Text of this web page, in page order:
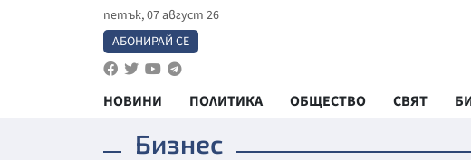
петък, 07 август 26
АБОНИРАЙ СЕ
НОВИНИ ПОЛИТИКА ОБЩЕСТВО СВЯТ
Бизнес